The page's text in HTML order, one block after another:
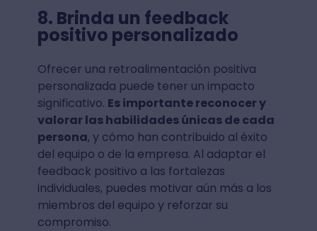
8. Brinda un feedback
positivo personalizado
Ofrecer una retroalimentación positiva
personalizada puede tener un impacto
significativo. Es importante reconocer y
valorar las habilidades únicas de cada
persona, y cómo han contribuido al éxito
del equipo o de la empresa. Al adaptar el
feedback positivo a las fortalezas
individuales, puedes motivar aún más a los
miembros del equipo y reforzar su
compromiso.